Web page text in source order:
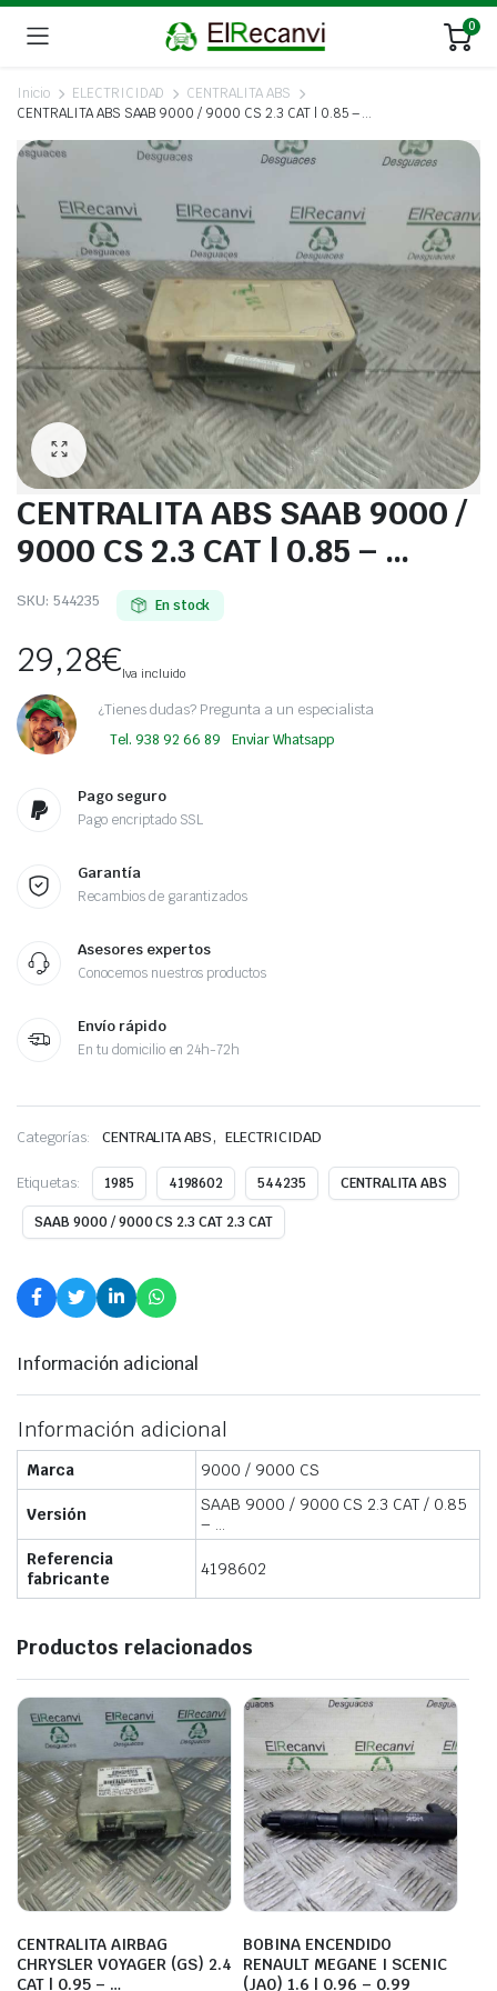
0
Inicio ELECTRICIDAD
CENTRALITA ABS
CENTRALITA ABS SAAB 9000 / 9000 CS 2.3 CAT | 0.85 – …
CENTRALITA ABS SAAB 9000 /
9000 CS 2.3 CAT | 0.85 – …
SKU: 544235 En stock
29,28€Iva incluido
¿Tienes dudas? Pregunta a un especialista
Tel. 938 92 66 89 Enviar Whatsapp
Pago seguro
Pago encriptado SSL
Garantía
Recambios de garantizados
Asesores expertos
Conocemos nuestros productos
Envío rápido
En tu domicilio en 24h-72h
Categorías: CENTRALITA ABS, ELECTRICIDAD
Etiquetas: 1985 4198602 544235 CENTRALITA ABS
SAAB 9000 / 9000 CS 2.3 CAT 2.3 CAT
Información adicional
Información adicional
Marca 9000 / 9000 CS
Versión
SAAB 9000 / 9000 CS 2.3 CAT / 0.85
– …
Referencia
fabricante
4198602
Productos relacionados
CENTRALITA AIRBAG
CHRYSLER VOYAGER (GS) 2.4
CAT | 0.95 – …
BOBINA ENCENDIDO
RENAULT MEGANE I SCENIC
(JA0) 1.6 | 0.96 – 0.99